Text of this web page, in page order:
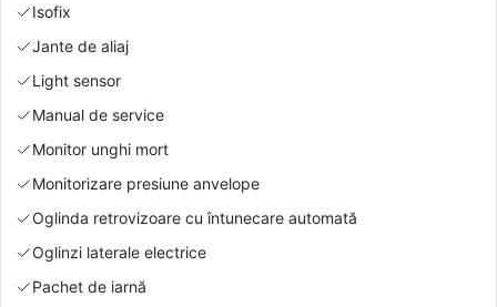
Isofix
Jante de aliaj
Light sensor
Manual de service
Monitor unghi mort
Monitorizare presiune anvelope
Oglinda retrovizoare cu întunecare automată
Oglinzi laterale electrice
Pachet de iarnă